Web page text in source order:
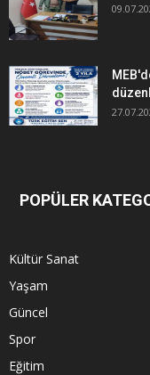
POPÜLER
Kültür Sanat
Yaşam
Güncel
Spor
Eğitim